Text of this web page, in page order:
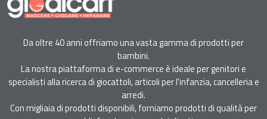
Da oltre 40 anni offriamo una vasta gamma di prodotti per
bambini.
La nostra piattaforma di e-commerce è ideale per genitori e
specialisti alla ricerca di giocattoli, articoli per l'infanzia, cancelleria e
arredi.
Con migliaia di prodotti disponibili, forniamo prodotti di qualità per